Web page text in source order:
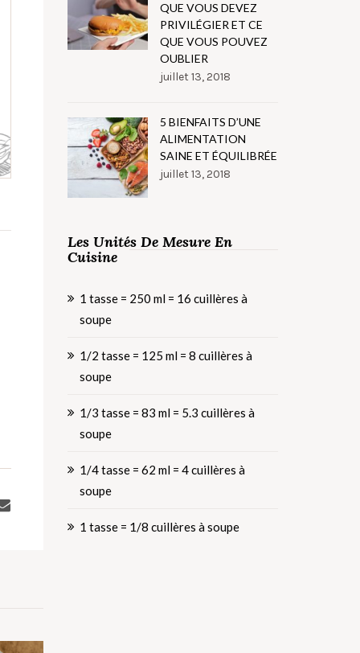
QUE VOUS DEVEZ
PRIVILÉGIER ET CE
QUE VOUS POUVEZ
OUBLIER
juillet 13, 2018
5 BIENFAITS D’UNE
ALIMENTATION
SAINE ET ÉQUILIBRÉE
juillet 13, 2018
Les Unités De Mesure En
Cuisine
1 tasse = 250 ml = 16 cuillères à
soupe
1/2 tasse = 125 ml = 8 cuillères à
soupe
1/3 tasse = 83 ml = 5.3 cuillères à
soupe
1/4 tasse = 62 ml = 4 cuillères à
soupe
1 tasse = 1/8 cuillères à soupe